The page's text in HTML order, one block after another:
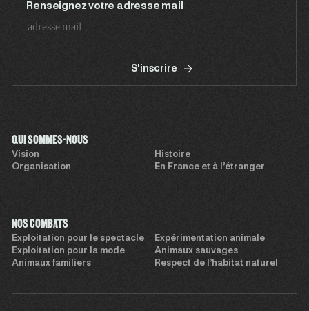
Renseignez votre adresse mail
S'inscrire
QUI SOMMES-NOUS
Vision
Histoire
Organisation
En France et à l’étranger
NOS COMBATS
Exploitation pour le spectacle
Expérimentation animale
Exploitation pour la mode
Animaux sauvages
Animaux familiers
Respect de l’habitat naturel